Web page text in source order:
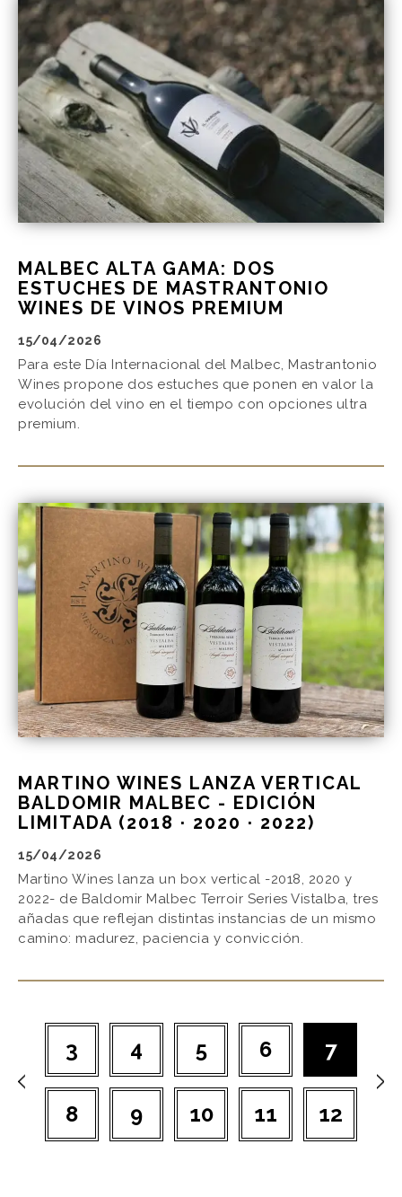
MALBEC ALTA GAMA: DOS
ESTUCHES DE MASTRANTONIO
WINES DE VINOS PREMIUM
15/04/2026
Para este Día Internacional del Malbec, Mastrantonio
Wines propone dos estuches que ponen en valor la
evolución del vino en el tiempo con opciones ultra
premium.
MARTINO WINES LANZA VERTICAL
BALDOMIR MALBEC - EDICIÓN
LIMITADA (2018 · 2020 · 2022)
15/04/2026
Martino Wines lanza un box vertical -2018, 2020 y
2022- de Baldomir Malbec Terroir Series Vistalba, tres
añadas que reflejan distintas instancias de un mismo
camino: madurez, paciencia y convicción.
3 4 5 6 7
8 9 10 11 12